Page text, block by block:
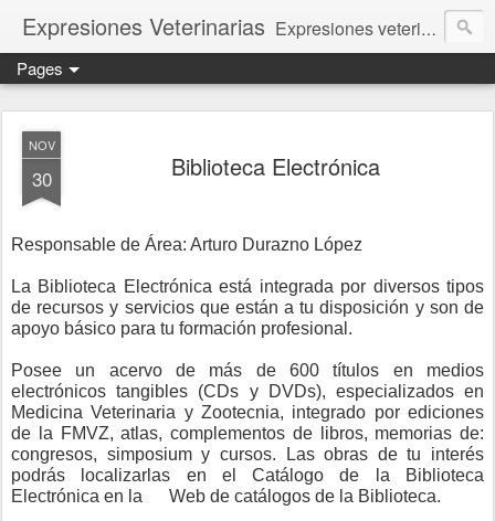
Expresiones Veterinarias Expresiones veterinarias es una publicación en linea de la biblioteca de la Facultad de Veterinaria y Zootecnia de la UNAM
Pages
NOV
30 Biblioteca Electrónica
Responsable de Área: Arturo Durazno López
La Biblioteca Electrónica está integrada por diversos tipos
de recursos y servicios que están a tu disposición y son de
apoyo básico para tu formación profesional.
Posee un acervo de más de 600 títulos en medios
electrónicos tangibles (CDs y DVDs), especializados en
Medicina Veterinaria y Zootecnia, integrado por ediciones
de la FMVZ, atlas, complementos de libros, memorias de:
congresos, simposium y cursos. Las obras de tu interés
podrás localizarlas en el Catálogo de la Biblioteca
Electrónica en la Web de catálogos de la Biblioteca.